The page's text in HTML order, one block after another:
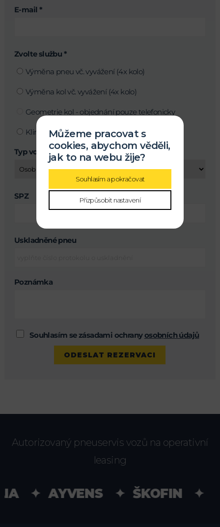
E-mail *
Zvolte službu *
Výměna pneu vč. vyvážení (4x kolo)
Výměna kol vč. vyvážení (4x kolo)
Geometrie kol - objednání pouze telefonicky
Klimatizace
Typ vozu
SPZ
Uskladněné pneu
Poznámka
Souhlasím se zásadami ochranyosobních údajů
Autorizovaný pneuservis vozů na operativní
leasing
✦ AYVENS ✦ ŠKOFIN ✦
Můžeme pracovat s
cookies, abychom věděli,
jak to na webu žije?
Souhlasím a pokračovat
Přizpůsobit nastavení